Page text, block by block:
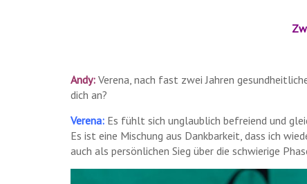
Andy: Verena, nach fast zwei Jahren
dich an?
Verena: Es fühlt sich unglaublich befreiend und
Es ist eine Mischung aus Dankbarkeit, dass ich
auch als persönlichen Sieg über die schwierige